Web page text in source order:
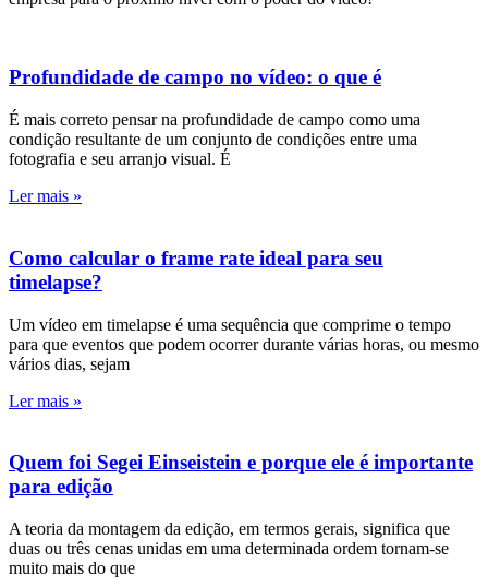
Profundidade de campo no vídeo: o que é
É mais correto pensar na profundidade de campo como uma
condição resultante de um conjunto de condições entre uma
fotografia e seu arranjo visual. É
Ler mais »
Como calcular o frame rate ideal para seu
timelapse?
Um vídeo em timelapse é uma sequência que comprime o tempo
para que eventos que podem ocorrer durante várias horas, ou mesmo
vários dias, sejam
Ler mais »
Quem foi Segei Einseistein e porque ele é importante
para edição
A teoria da montagem da edição, em termos gerais, significa que
duas ou três cenas unidas em uma determinada ordem tornam-se
muito mais do que